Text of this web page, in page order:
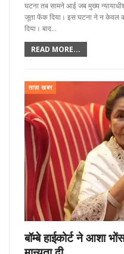
घटना तब सामने आई जब मुख्य
जूता फेंक दिया। इस घटना ने न केवल
दिया। बाद…
READ MORE...
ताज़ा खबर
बॉम्बे हाईकोर्ट ने आशा